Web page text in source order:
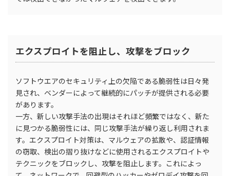
エクスプロイトを阻止し、攻撃をブロック
ソフトウエアのセキュリティ上の欠陥である脆弱性は日々発
見され、ベンダーによって継続的にパッチが提供される必要
があります。
一方、新しい攻撃手法の出現はそれほど頻繁ではなく、新た
に見つかる脆弱性には、同じ攻撃手法が繰り返し利用されま
す。エクスプロイト対策は、マルウェアの拡散や、認証情報
の窃取、検出の摺り抜けなどに使用されるエクスプロイトや
テクニックをブロックし、攻撃を阻止します。これによっ